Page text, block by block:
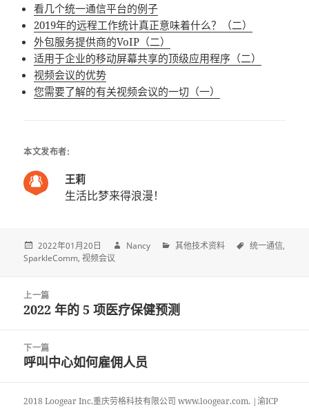
看几个统一通信平台的例子
2019年的远程工作统计真正意味着什么？（二）
外包服务提供商的VoIP（二）
适用于企业的移动屏幕共享的顶级应用程序（二）
视频会议的优势
您需要了解的有关视频会议的一切（一）
本文发布者:
王莉
生活比梦来得浪漫！
2022年01月20日 Nancy 其他技术资料
统一通信
SparkleComm 视频会议
navigation
上一篇
上
篇
文
2022 年的 5 项医疗保健预测
下一篇
下
篇
呼叫中心如何雇佣人员
2018 Loogear Inc.重庆劳格科技有限公司 www.loogear.com. |渝ICP